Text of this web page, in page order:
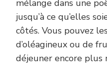
mélange dans une
jusqu’à ce qu’elles
côtés. Vous pouvez
d’oléagineux ou de
déjeuner encore plus